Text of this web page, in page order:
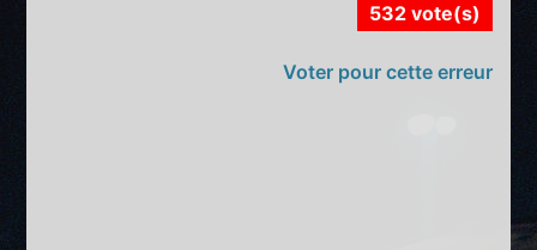
532 vote(s)
Voter pour cette erreur